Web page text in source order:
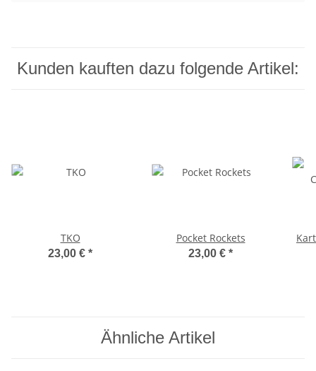
Kunden kauften dazu folgende Artikel:
TKO
23,00 € *
Pocket Rockets
23,00 € *
Ähnliche Artikel